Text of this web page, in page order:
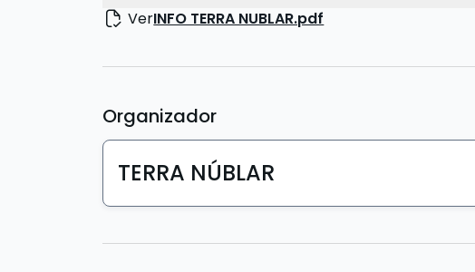
VerINFO TERRA NUBLAR.pdf
Organizador
TERRA NÚBLAR